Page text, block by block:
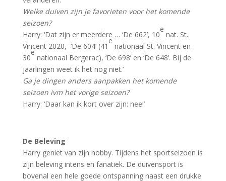
Welke duiven zijn je favorieten voor het komende
seizoen?
Harry: ‘Dat zijn er meerdere … ‘De 662’, 10
e
nat. St.
Vincent 2020, ‘De 604’ (41
e
nationaal St. Vincent en
30
e
nationaal Bergerac), ‘De 698’ en ‘De 648’. Bij de
jaarlingen weet ik het nog niet.’
Ga je dingen anders aanpakken het komende
seizoen ivm het vorige seizoen?
Harry: ‘Daar kan ik kort over zijn: nee!’
De Beleving
Harry geniet van zijn hobby. Tijdens het sportseizoen is
zijn beleving intens en fanatiek. De duivensport is
bovenal een hele goede ontspanning naast een drukke